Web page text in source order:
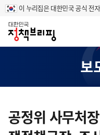
이 누리집은 대한민국 공식 전
홈
보
텐
츠공정위 사무처